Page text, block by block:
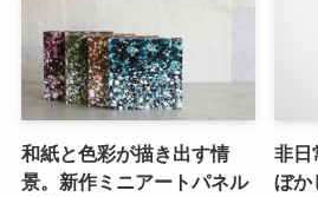
和紙と色彩が描き出す情
景。新作ミニアートパネル
非日
ぼか